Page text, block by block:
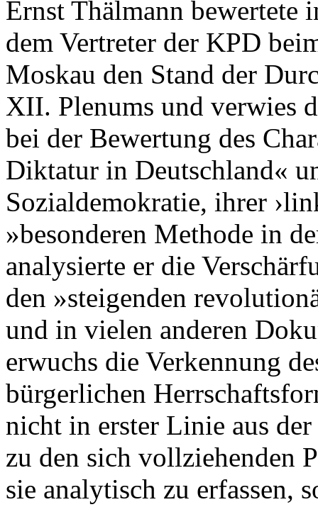
Ernst Thälmann bewertete
dem Vertreter der KPD
Moskau den Stand der
XII. Plenums und verwies
bei der Bewertung des
Diktatur in Deutschland«
Sozialdemokratie, ihrer
»besonderen Methode in
analysierte er die
den »steigenden
und in vielen anderen
erwuchs die Verkennung
bürgerlichen
nicht in erster Linie aus
zu den sich vollziehenden
sie analytisch zu erfassen,